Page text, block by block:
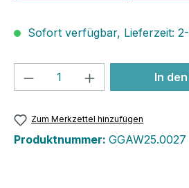
Sofort verfügbar, Lieferzeit:
Produkt Anzahl: Gib
In
Zum Merkzettel hinzufügen
Produktnummer: GGAW25.0027